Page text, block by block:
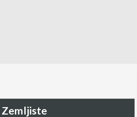
Zemljiste